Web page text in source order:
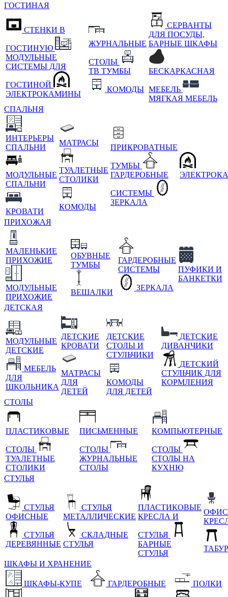
ГОСТИНАЯ
СТЕНКИ В
ГОСТИНУЮ
МОДУЛЬНЫЕ
СИСТЕМЫ ДЛЯ
ГОСТИНОЙ
ЭЛЕКТРОКАМИНЫ
ЖУРНАЛЬНЫЕ
СТОЛЫ
ТВ ТУМБЫ
КОМОДЫ
СЕРВАНТЫ
ДЛЯ ПОСУДЫ,
БАРНЫЕ ШКАФЫ
БЕСКАРКАСНАЯ
МЕБЕЛЬ
МЯГКАЯ МЕБЕЛЬ
СПАЛЬНЯ
ИНТЕРЬЕРЫ
СПАЛЬНИ
МОДУЛЬНЫЕ
СПАЛЬНИ
КРОВАТИ
МАТРАСЫ
ТУАЛЕТНЫЕ
СТОЛИКИ
КОМОДЫ
ПРИКРОВАТНЫЕ
ТУМБЫ
ГАРДЕРОБНЫЕ
СИСТЕМЫ
ЗЕРКАЛА
ПРИХОЖАЯ
МАЛЕНЬКИЕ
ПРИХОЖИЕ
МОДУЛЬНЫЕ
ПРИХОЖИЕ
ОБУВНЫЕ
ТУМБЫ
ВЕШАЛКИ
ГАРДЕРОБНЫЕ
СИСТЕМЫ
ЗЕРКАЛА
ПУФИКИ И
БАНКЕТКИ
ДЕТСКАЯ
МОДУЛЬНЫЕ
ДЕТСКИЕ
МЕБЕЛЬ
ДЛЯ
ШКОЛЬНИКА
ДЕТСКИЕ
КРОВАТИ
МАТРАСЫ
ДЛЯ
ДЕТЕЙ
ДЕТСКИЕ
СТОЛЫ И
СТУЛЬЧИКИ
КОМОДЫ
ДЛЯ ДЕТЕЙ
ДЕТСКИЕ
ДИВАНЧИКИ
ДЕТСКИЙ
СТУЛЬЧИК ДЛЯ
КОРМЛЕНИЯ
СТОЛЫ
ПЛАСТИКОВЫЕ
СТОЛЫ
ТУАЛЕТНЫЕ
СТОЛИКИ
ПИСЬМЕННЫЕ
СТОЛЫ
ЖУРНАЛЬНЫЕ
СТОЛЫ
КОМПЬЮТЕРНЫЕ
СТОЛЫ
СТОЛЫ НА
КУХНЮ
СТУЛЬЯ
СТУЛЬЯ
ОФИСНЫЕ
СТУЛЬЯ
ДЕРЕВЯННЫЕ
СТУЛЬЯ
МЕТАЛЛИЧЕСКИЕ
СКЛАДНЫЕ
СТУЛЬЯ
ПЛАСТИКОВЫЕ
КРЕСЛА И
СТУЛЬЯ
БАРНЫЕ
СТУЛЬЯ
ШКАФЫ И ХРАНЕНИЕ
ШКАФЫ-КУПЕ ГАРДЕРОБНЫЕ ПОЛКИ